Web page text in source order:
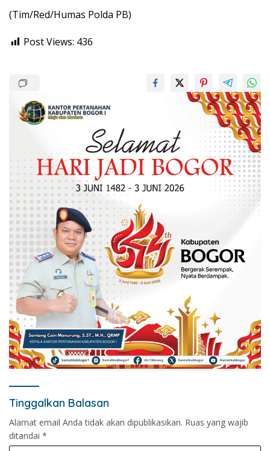
(Tim/Red/Humas Polda PB)
Post Views: 436
Tinggalkan Balasan
Alamat email Anda tidak akan dipublikasikan. Ruas yang wajib
ditandai *